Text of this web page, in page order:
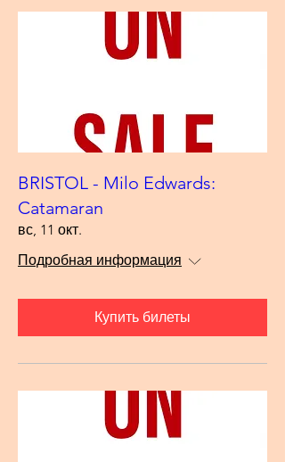
BRISTOL - Milo Edwards:
Catamaran
вс, 11 окт.
Подробная информация
Купить билеты